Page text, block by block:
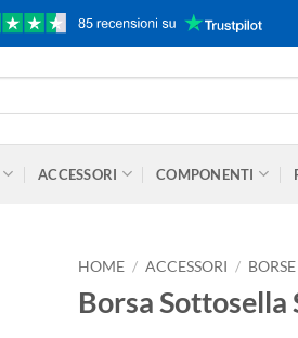
ACCESSORI COMPONENTI
HOME / ACCESSORI / BORSE
Borsa Sottosella